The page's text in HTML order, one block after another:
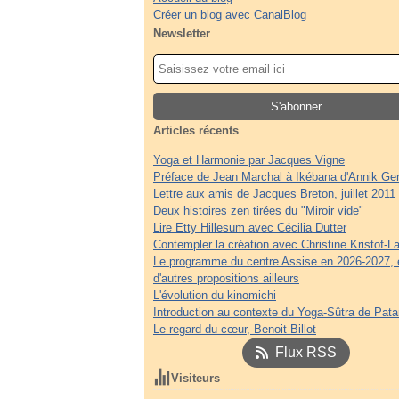
Créer un blog avec CanalBlog
Newsletter
Articles récents
Yoga et Harmonie par Jacques Vigne
Préface de Jean Marchal à Ikébana d'Annik
Lettre aux amis de Jacques Breton, juillet 2011
Deux histoires zen tirées du "Miroir vide"
Lire Etty Hillesum avec Cécilia Dutter
Contempler la création avec Christine Kristof-
Le programme du centre Assise en 2026-2027,
d'autres propositions ailleurs
L'évolution du kinomichi
Introduction au contexte du Yoga-Sûtra de
Le regard du cœur, Benoit Billot
Flux RSS
Visiteurs